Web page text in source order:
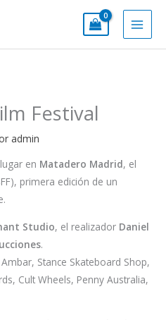
Festival
admin
en Matadero Madrid, el
primera edición de un
Studio, el realizador Daniel
.
Stance Skateboard Shop,
Cult Wheels, Penny Australia,